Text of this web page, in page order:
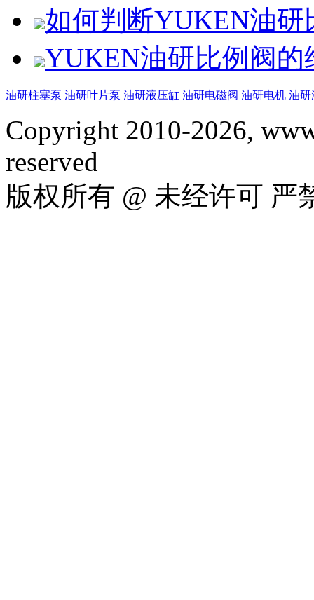
如何判断YUKEN油
YUKEN油研比例阀的
油研柱塞泵 油研叶片泵 油研液压缸 油研电磁阀 油研电机 油研
Copyright 2010-2026,
reserved
版权所有 @ 未经许可 严